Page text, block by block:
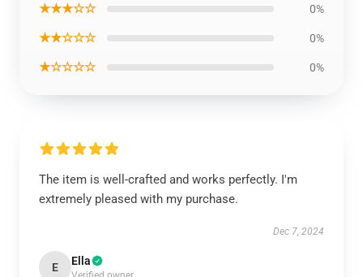
★★★☆☆ 0%
★★☆☆☆ 0%
★☆☆☆☆ 0%
The item is well-crafted and works perfectly. I'm
extremely pleased with my purchase.
Dec 7, 2024
E Ella